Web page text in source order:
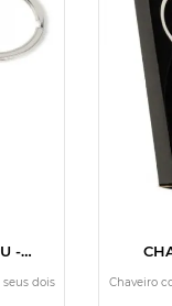
-
dois
Chaveiro